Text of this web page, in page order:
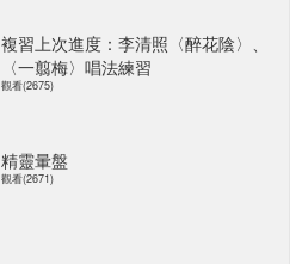
複習上次進度：李清照〈醉花陰〉、
〈一翦梅〉唱法練習
觀看(2675)
精靈暈盤
觀看(2671)